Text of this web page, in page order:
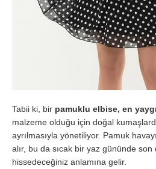
Tabii ki, bir pamuklu elbise, en
malzeme olduğu için doğal
ayrılmasıyla yönetiliyor. Pamuk
alır, bu da sıcak bir yaz gününde
hissedeceğiniz anlamına gelir.